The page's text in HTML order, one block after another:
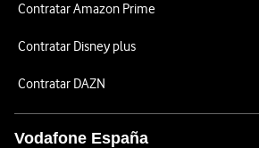
Contratar Amazon Prime
Contratar Disney plus
Contratar DAZN
Vodafone España